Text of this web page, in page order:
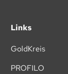
Links
GoldKreis
PROFILO